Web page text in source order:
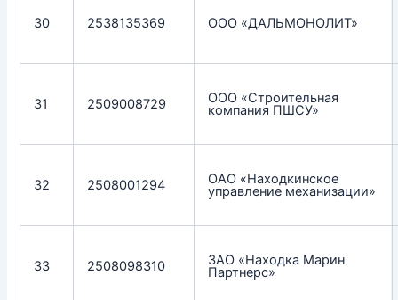
30 2538135369 ООО «ДАЛЬМОНОЛИТ»
31 2509008729 ООО «Строительная
компания ПШСУ»
32 2508001294 ОАО «Находкинское
управление механизации»
33 2508098310 ЗАО «Находка Марин
Партнерс»